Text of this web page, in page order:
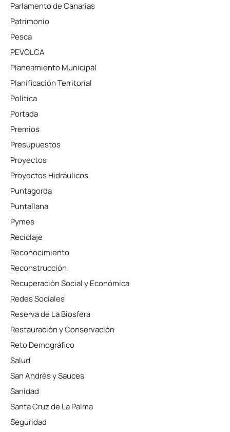
Parlamento de Canarias
Patrimonio
Pesca
PEVOLCA
Planeamiento Municipal
Planificación Territorial
Política
Portada
Premios
Presupuestos
Proyectos
Proyectos Hidráulicos
Puntagorda
Puntallana
Pymes
Reciclaje
Reconocimiento
Reconstrucción
Recuperación Social y Económica
Redes Sociales
Reserva de La Biosfera
Restauración y Conservación
Reto Demográfico
Salud
San Andrés y Sauces
Sanidad
Santa Cruz de La Palma
Seguridad